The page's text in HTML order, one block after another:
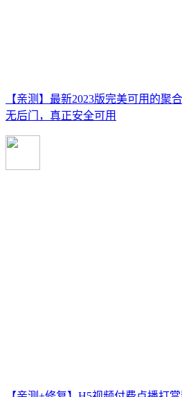
【亲测】最新2023版完美可用的聚
无后门，真正安全可用